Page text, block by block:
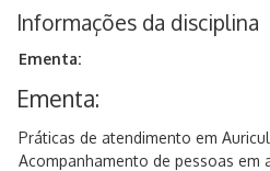
Informações da disciplina
Ementa:
Ementa:
Práticas de atendimento em
Acompanhamento de pessoas em